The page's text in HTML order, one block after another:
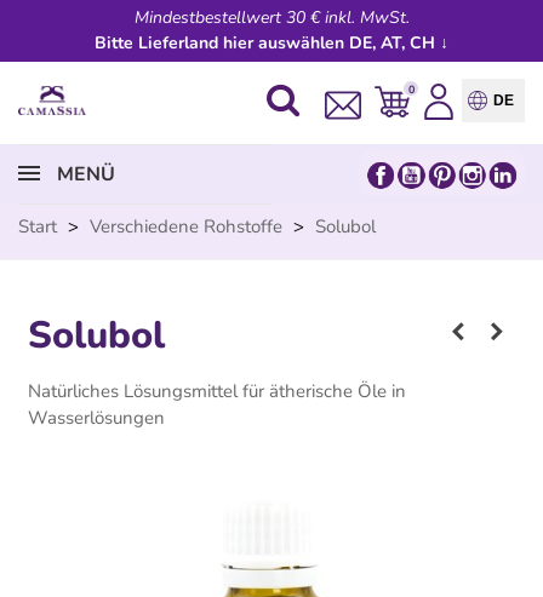
Mindestbestellwert 30 € inkl. MwSt.
Bitte Lieferland hier auswählen DE, AT, CH ↓
0
DE
MENÜ
Start > Verschiedene Rohstoffe > Solubol
Solubol
Natürliches Lösungsmittel für ätherische Öle in
Wasserlösungen